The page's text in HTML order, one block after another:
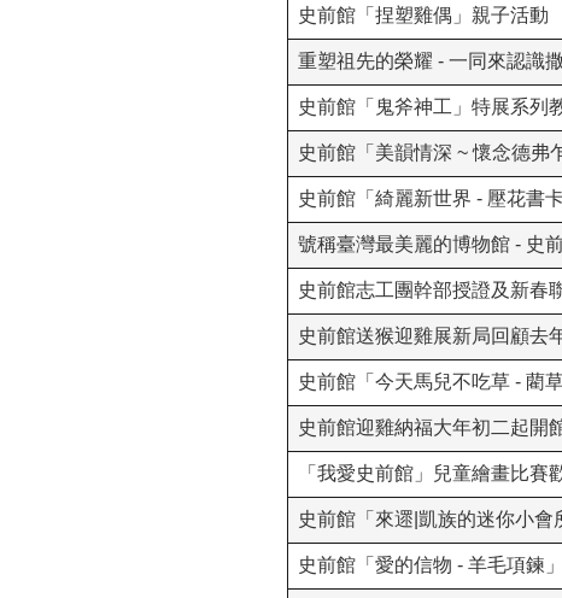
史前館「捏塑雞偶」親子活動
重塑祖先的榮耀 - 一同來認識
史前館「鬼斧神工」特展系列
史前館「美韻情深 ~ 懷念德弗
史前館「綺麗新世界 - 壓花書
號稱臺灣最美麗的博物館 - 史
史前館志工團幹部授證及新春
史前館送猴迎雞展新局回顧去
史前館「今天馬兒不吃草 - 藺
史前館迎雞納福大年初二起開
「我愛史前館」兒童繪畫比賽
史前館「來遝|凱族的迷你小會
史前館「愛的信物 - 羊毛項鍊